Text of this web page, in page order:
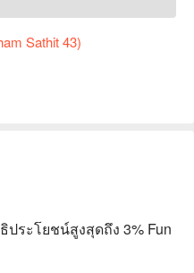
Sathit 43)
ระโยชน์สูงสุดถึง 3% Fun